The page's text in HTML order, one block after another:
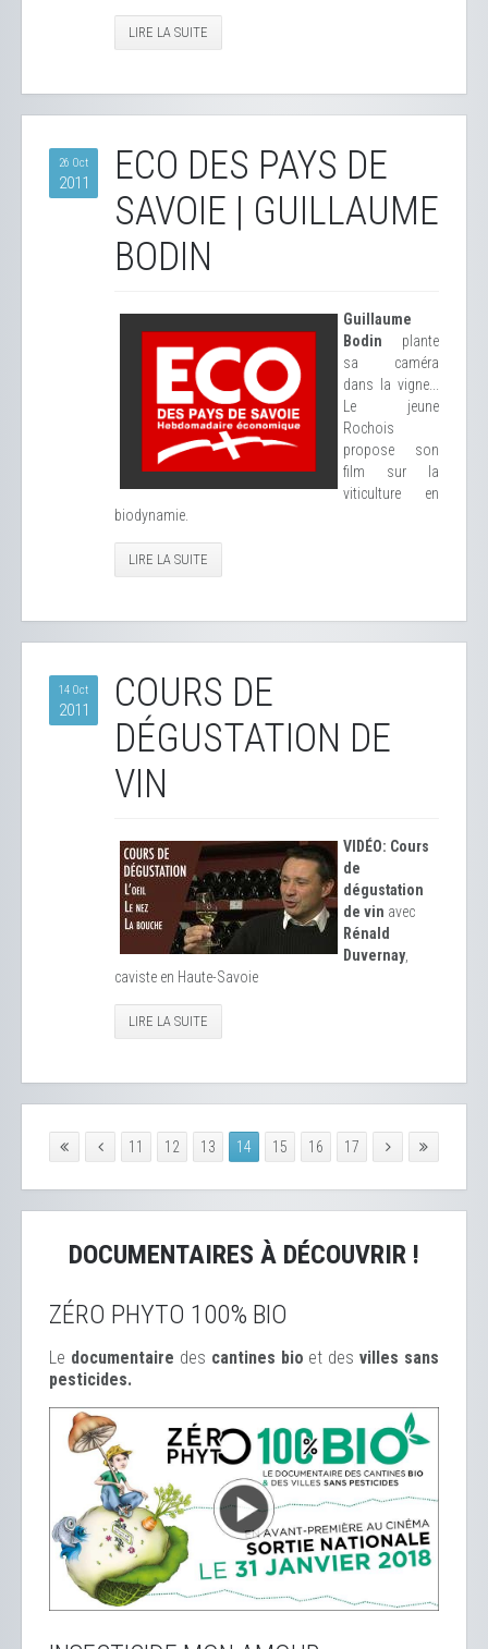
LIRE LA SUITE
26 Oct
2011
ECO DES PAYS DE
SAVOIE | GUILLAUME
BODIN
Guillaume
Bodin plante
sa caméra
dans la vigne...
Le jeune
Rochois
propose son
film sur la
viticulture en
biodynamie.
LIRE LA SUITE
14 Oct
2011
COURS DE
DÉGUSTATION DE
VIN
VIDÉO: Cours
de
dégustation
de vin avec
Rénald
Duvernay,
caviste en Haute-Savoie
LIRE LA SUITE
11 12 13 14 15 16 17
DOCUMENTAIRES À DÉCOUVRIR !
ZÉRO PHYTO 100% BIO
Le documentaire des cantines bio et desvilles sans
pesticides.